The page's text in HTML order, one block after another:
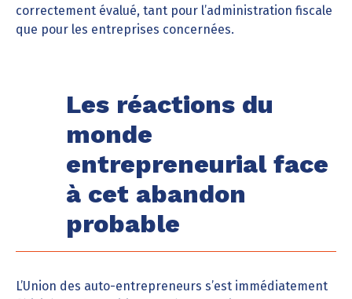
correctement évalué, tant pour l’administration fiscale
que pour les entreprises concernées.
Les réactions du
monde
entrepreneurial face
à cet abandon
probable
L’Union des auto-entrepreneurs s’est immédiatement